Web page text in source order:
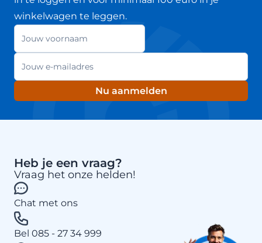
winkelwagen te leggen.
Nieuwsbrief
Jouw voornaam
E-mailadres
Nu aanmelden
Heb je een vraag?
Vraag het onze helden!
Chat met ons
Bel 085 - 27 34 999